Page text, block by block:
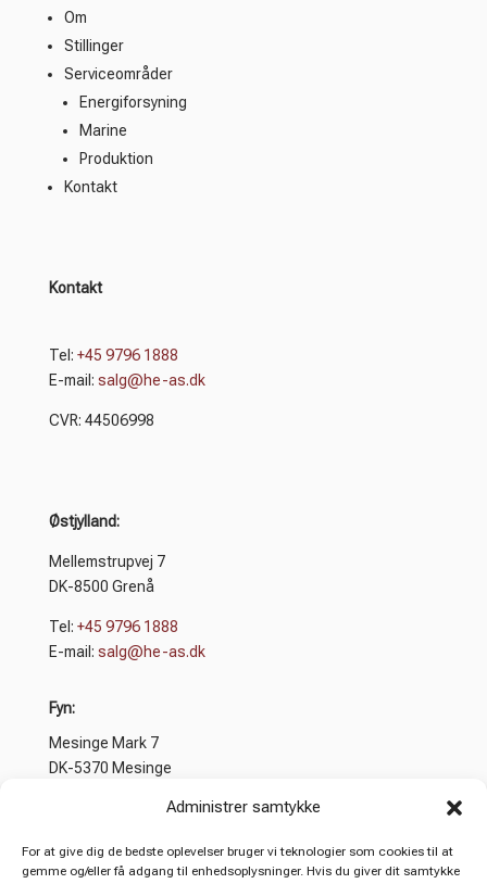
Administrer samtykke
For at give dig de bedste oplevelser bruger vi teknologier som cookies til at
gemme og/eller få adgang til enhedsoplysninger. Hvis du giver dit samtykke
Om
Stillinger
Serviceområder
Energiforsyning
Marine
Produktion
Kontakt
Kontakt
Tel: +45 9796 1888
E-mail: salg@he-as.dk
CVR: 44506998
Østjylland:
Mellemstrupvej 7
DK-8500 Grenå
Tel: +45 9796 1888
E-mail: salg@he-as.dk
Fyn:
Mesinge Mark 7
DK-5370 Mesinge
+45 9796 1888